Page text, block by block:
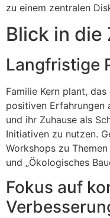
zu einem zentralen
Blick in die
Langfristige
Familie Kern plant,
positiven Erfahrungen
und ihr Zuhause als
Initiativen zu nutzen.
Workshops zu
und „Ökologisches
Fokus auf